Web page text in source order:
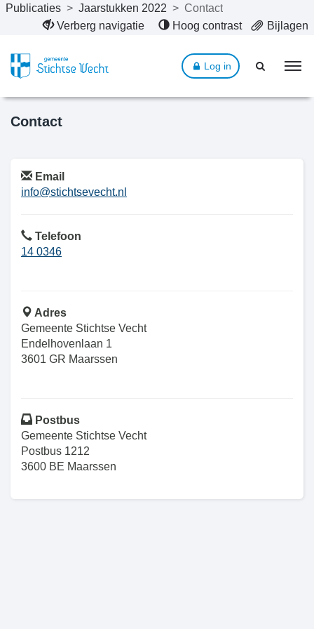
Naar hoofdinhoud
Publicaties > Jaarstukken 2022 > Contact
Verberg navigatie
Hoog contrast Bijlagen
Log in
Contact
Email
info@stichtsevecht.nl
Telefoon
14 0346
Adres
Gemeente Stichtse Vecht
Endelhovenlaan 1
3601 GR Maarssen
Postbus
Gemeente Stichtse Vecht
Postbus 1212
3600 BE Maarssen